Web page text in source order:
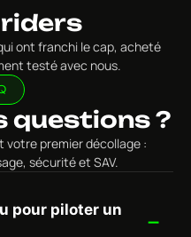
ont franchi le cap, acheté
testé avec nous.
questions ?
votre premier décollage :
sécurité et SAV.
pour piloter un